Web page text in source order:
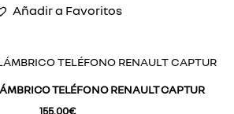
Añadir a Favoritos
TELÉFONO RENAULT CAPTUR
155,00€